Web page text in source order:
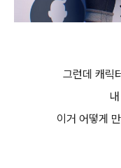
그런데 캐릭
이거 어떻게